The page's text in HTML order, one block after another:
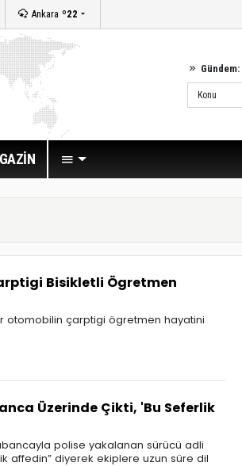
Ankara º22
Gündem:
Bisikletli Ögretmen
otomobilin çarptigi ögretmen hayatini
Üzerinde Çikti, 'Bu Seferlik
polise yakalanan sürücü adli
affedin” diyerek ekiplere uzun süre dil